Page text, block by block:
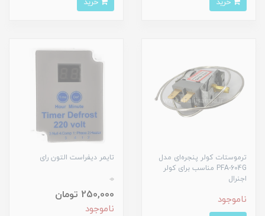
ترموستات کولر پنجره‌ای مدل
PFA-604G مناسب برای کولر
اجنرال
ناموجود
تایمر دیفراست التون رای
0
250,000 تومان
ناموجود